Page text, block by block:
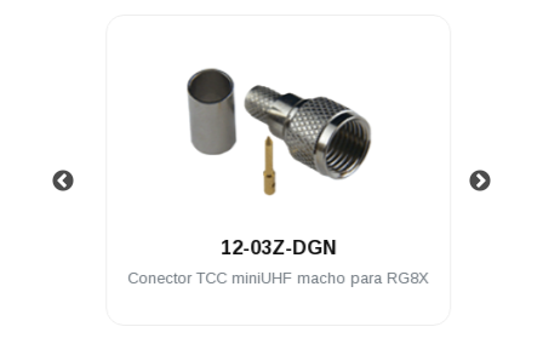
12-03Z-DGN
Conector TCC miniUHF macho para RG8X